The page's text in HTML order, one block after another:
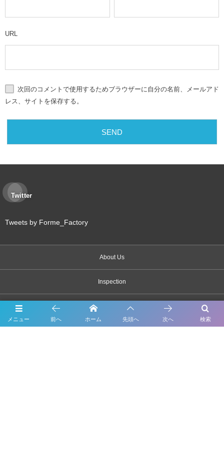
URL
次回のコメントで使用するためブラウザーに自分の名前、メールアド
レス、サイトを保存する。
Twitter
Tweets by Forme_Factory
About Us
Inspection
Maintenance
メニュー 検索
前へ ホーム 先頭へ 次へ